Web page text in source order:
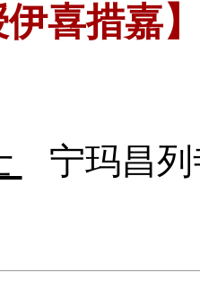
伊喜措
宁玛昌